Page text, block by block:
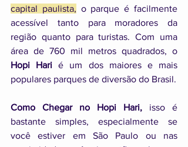
capital paulista, o parque é facilmente
acessível tanto para moradores da
região quanto para turistas. Com uma
Hopi Hari é um dos maiores e mais
populares parques de diversão do Brasil.
Como Chegar no Hopi Hari, isso é
bastante simples, especialmente se
você estiver em São Paulo ou nas